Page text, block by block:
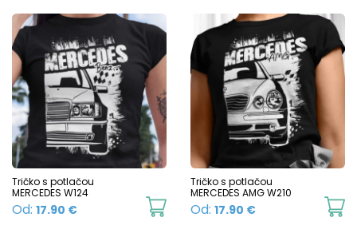
Tričko s potlačou
MERCEDES W124
Od: 17.90 €
This
Tričko s potlačou
MERCEDES AMG W210
Od: 17.90 €